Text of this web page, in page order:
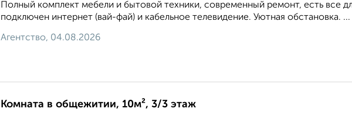
Полный комплект мебели и бытовой техники, современный ремонт, есть все
подключен интернет (вай-фай) и кабельное телевидение. Уютная обстановка. ...
Агентство, 04.08.2026
Комната в общежитии, 10м², 3/3 этаж